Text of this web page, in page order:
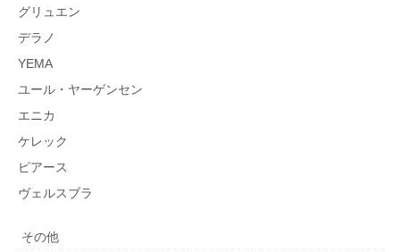
グリュエン
デラノ
YEMA
ユール・ヤーゲンセン
エニカ
ケレック
ピアース
ヴェルスブラ
その他